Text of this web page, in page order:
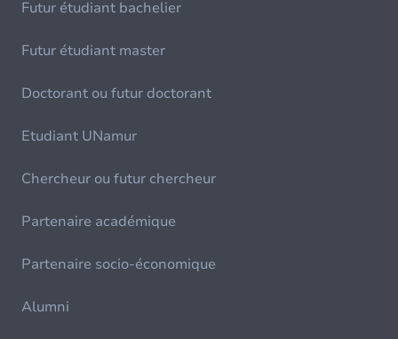
Futur étudiant bachelier
Futur étudiant master
Doctorant ou futur doctorant
Etudiant UNamur
Chercheur ou futur chercheur
Partenaire académique
Partenaire socio-économique
Alumni